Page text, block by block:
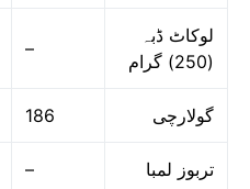
–
لوکاٹ ڈبہ
(250) گرام
186 گولارچی
– تربوز لمبا